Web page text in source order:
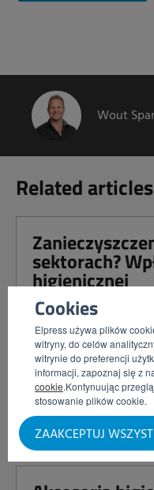
Cookies
Elpress używa plików
witryny, do celów
witrynie do preferencji
informacji, zapoznaj się z
cookie.Kontynuując
stosowanie plików cookie.
ZAAKCEPTUJ
Wout
Related articles
sektorach?
higienicznej
Razem
łączą siły